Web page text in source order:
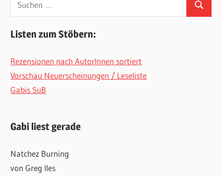
nach:
Suchen
Listen zum Stöbern:
Rezensionen nach AutorInnen sortiert
Vorschau Neuerscheinungen / Leseliste
Gabis SuB
Gabi liest gerade
Natchez Burning
von Greg Iles